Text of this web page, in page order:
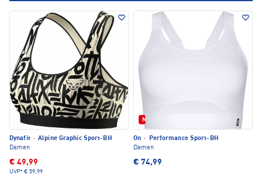
Dynafit · Alpine Graphic Sport-BH
Damen
€ 49,99
UVP* € 59,99
Neu
On ·
Performance Sport-BH
Damen
€ 74,99